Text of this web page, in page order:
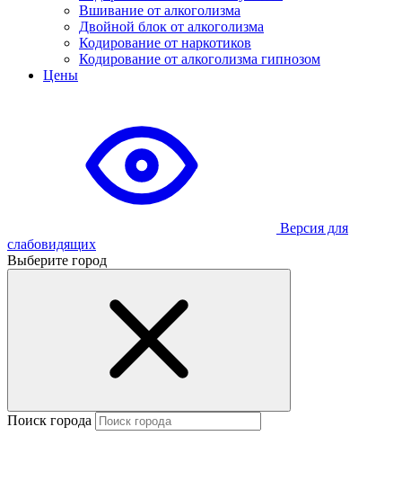
Вшивание от алкоголизма
Двойной блок от алкоголизма
Кодирование от наркотиков
Кодирование от алкоголизма гипнозом
Цены
Версия для
слабовидящих
Выберите город
Поиск города